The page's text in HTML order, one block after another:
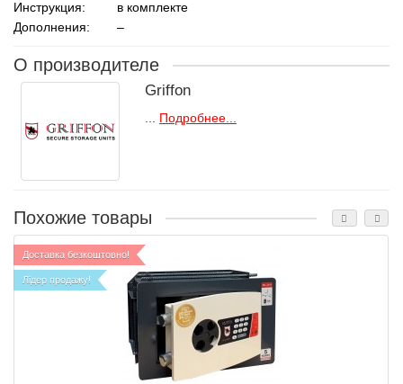
Инструкция:
в комплекте
Дополнения:
–
О производителе
Griffon
Подробнее...
Похожие товары
Доставка безкоштовно!
Лідер продажу!